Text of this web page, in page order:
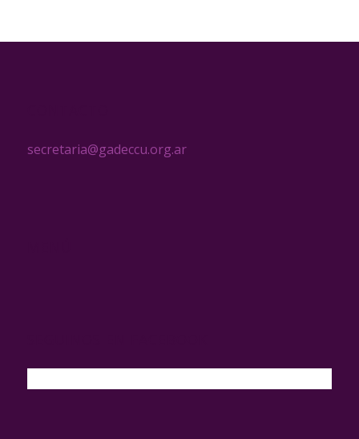
secretaria@gadeccu.org.ar